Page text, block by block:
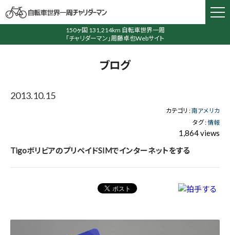
150ヶ国 131,214km 自転車世界一周
「チャリダーマン」周藤卓也Webサイト
ブログ
2013.10.15
カテゴリ :南アメリカ
タグ :情報
1,864 views
TigoボリビアのプリペイドSIMでインターネットをする